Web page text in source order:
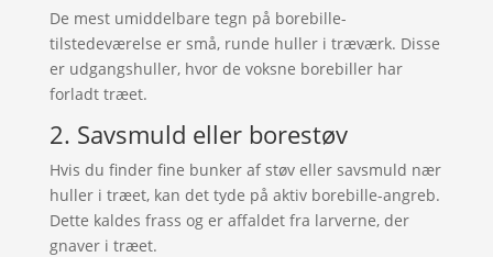
De mest umiddelbare tegn på borebille-
tilstedeværelse er små, runde huller i træværk. Disse
er udgangshuller, hvor de voksne borebiller har
forladt træet.
2. Savsmuld eller borestøv
Hvis du finder fine bunker af støv eller savsmuld nær
huller i træet, kan det tyde på aktiv borebille-angreb.
Dette kaldes frass og er affaldet fra larverne, der
gnaver i træet.